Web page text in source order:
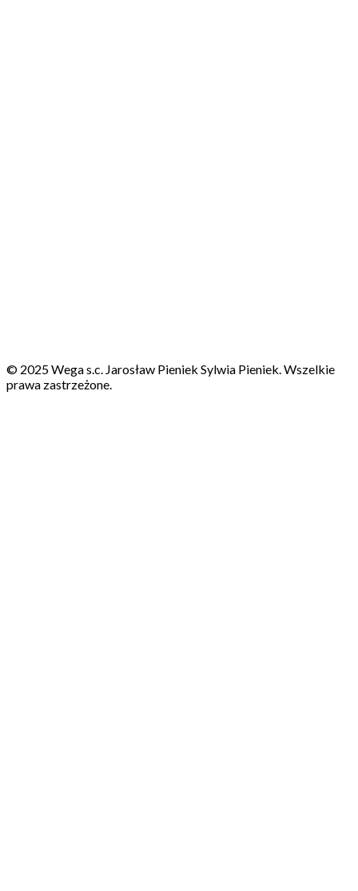
© 2025 Wega s.c. Jarosław Pieniek Sylwia Pieniek. Wszelkie
prawa zastrzeżone.